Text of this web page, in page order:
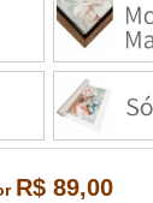
R$ 89,00